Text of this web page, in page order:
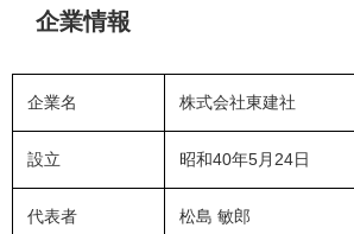
企業情報
企業名 株式会社東建社
設立 昭和40年5月24日
代表者 松島 敏郎